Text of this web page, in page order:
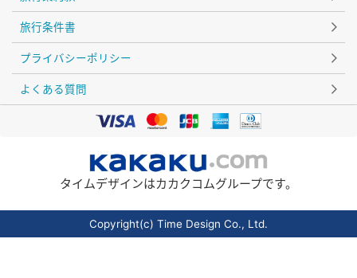
旅行条件書
プライバシーポリシー
よくある質問
タイムデザインはカカクコムグループです。
Copyright(c) Time Design Co., Ltd.